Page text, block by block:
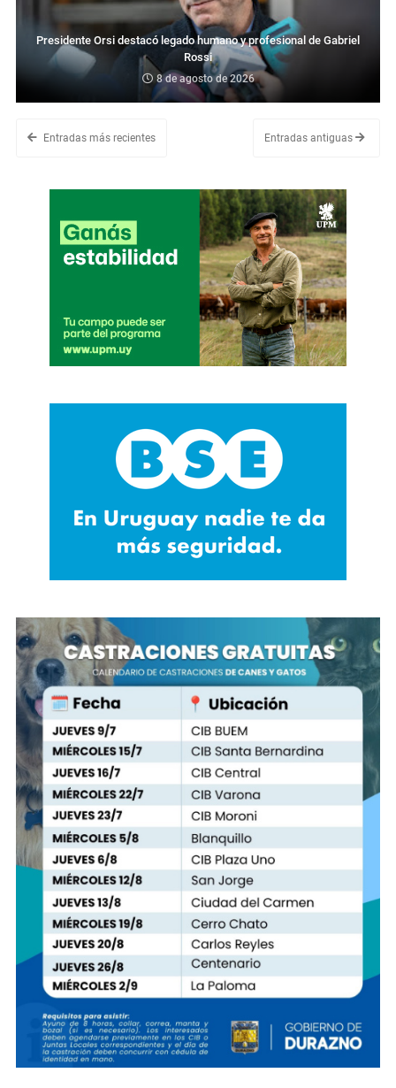
Presidente Orsi destacó legado humano y profesional de Gabriel
Rossi
8 de agosto de 2026
Entradas más recientes Entradas antiguas